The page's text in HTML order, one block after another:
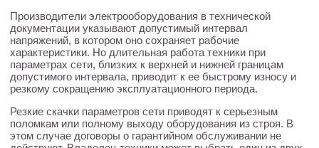
Производители электрооборудования в технической
документации указывают допустимый интервал
напряжений, в котором оно сохраняет рабочие
характеристики. Но длительная работа техники при
параметрах сети, близких к верхней и нижней границам
допустимого интервала, приводит к ее быстрому износу и
резкому сокращению эксплуатационного периода.
Резкие скачки параметров сети приводят к серьезным
поломкам или полному выходу оборудования из строя. В
этом случае договоры о гарантийном обслуживании не